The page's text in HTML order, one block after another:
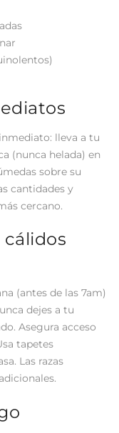
lleva a tu
(nunca helada) en
sobre su
cantidades y
cercano.
(antes de las 7am)
dejes a tu
Asegura acceso
tapetes
Las razas